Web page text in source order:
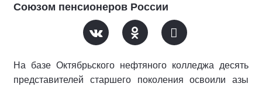
Союзом пенсионеров России
На базе Октябрьского нефтяного колледжа десять
представителей старшего поколения освоили азы